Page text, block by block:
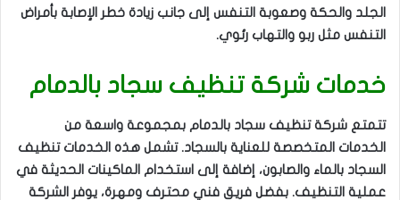
الجلد والحكة وصعوبة التنفس إلى جانب زيادة خطر الإصابة بأمراض
التنفس مثل ربو والتهاب رئوي.
خدمات شركة تنظيف سجاد بالدمام
تتمتع شركة تنظيف سجاد بالدمام بمجموعة واسعة من
الخدمات المتخصصة للعناية بالسجاد. تشمل هذه الخدمات تنظيف
السجاد بالماء والصابون، إضافة إلى استخدام الماكينات الحديثة في
عملية التنظيف. بفضل فريق فني محترف ومهرة، يوفر الشركة